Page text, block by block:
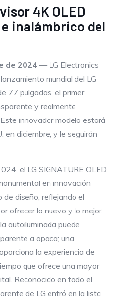
4K OLED
inalámbrico del
de 2024 — LG Electronics
mundial del LG
77 pulgadas, el primer
y realmente
innovador modelo estará
en diciembre, y le seguirán
el LG SIGNATURE OLED
en innovación
diseño, reflejando el
ofrecer lo nuevo y lo mejor.
autoiluminada puede
a opaca; una
la experiencia de
que ofrece una mayor
Reconocido en todo el
de LG entró en la lista